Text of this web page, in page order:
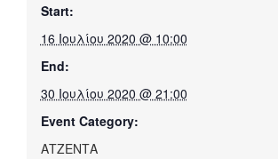
Start:
16 Ιουλίου 2020 @ 10:00
End:
30 Ιουλίου 2020 @ 21:00
Event Category:
ΑΤΖΕΝΤΑ